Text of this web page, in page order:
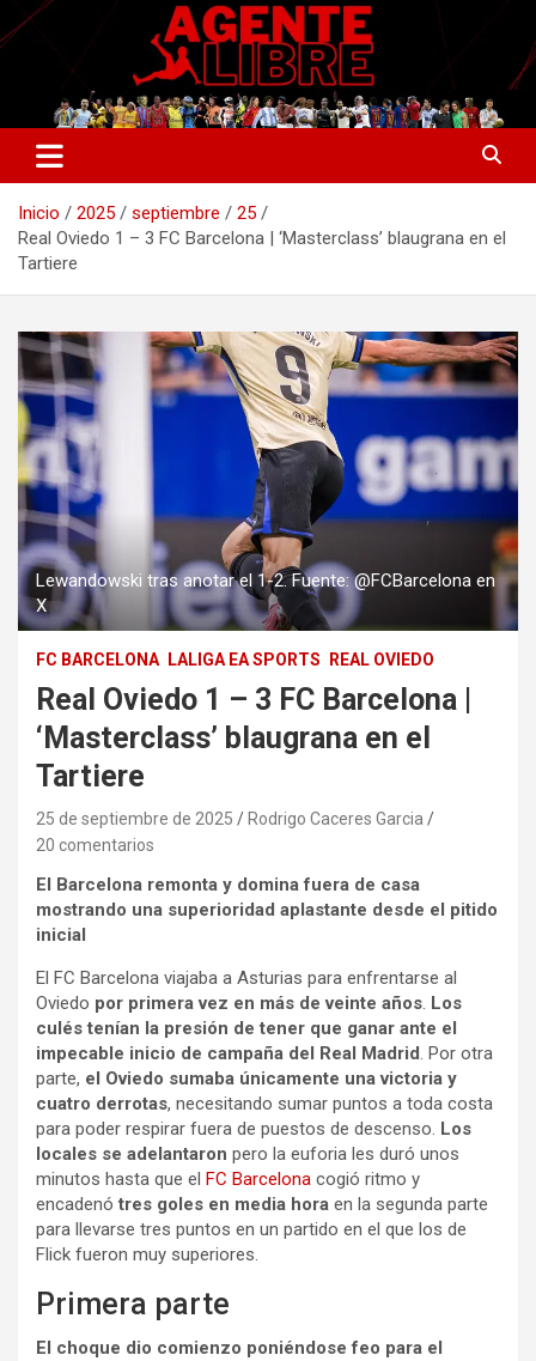
Saltar
al
Agente Libre Digital
La nueva generación del periodismo deportivo.
Inicio 2025 septiembre
25
Real Oviedo 1 – 3 FC Barcelona | ‘Masterclass’ blaugrana en el
Tartiere
Lewandowski tras anotar el 1-2. Fuente: @FCBarcelona en
X
FC BARCELONA LALIGA EA SPORTS REAL OVIEDO
Real Oviedo 1 – 3 FC Barcelona |
‘Masterclass’ blaugrana en el
Tartiere
25 de septiembre de 2025
Rodrigo Caceres Garcia
20 comentarios
El Barcelona remonta y domina fuera de casa
mostrando una superioridad aplastante desde el pitido
inicial
El FC Barcelona viajaba a Asturias para enfrentarse al
Oviedo por primera vez en más de veinte años. Los
culés tenían la presión de tener que ganar ante el
impecable inicio de campaña del Real Madrid. Por otra
parte, el Oviedo sumaba únicamente una victoria y
cuatro derrotas, necesitando sumar puntos a toda costa
para poder respirar fuera de puestos de descenso. Los
locales se adelantaron pero la euforia les duró unos
minutos hasta que el FC Barcelona cogió ritmo y
encadenótres goles en media hora en la segunda parte
para llevarse tres puntos en un partido en el que los de
Flick fueron muy superiores.
Primera parte
El choque dio comienzo poniéndose feo para el